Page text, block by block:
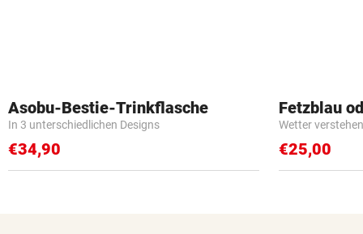
Asobu-Bestie-Trinkflasche
In 3 unterschiedlichen Designs
€34,90
Fetzblau
Wetter
€25,00